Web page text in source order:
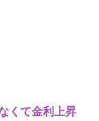
くて金利上昇